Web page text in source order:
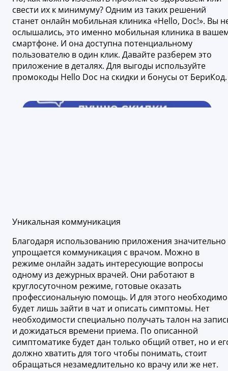
свести их к минимуму? Одним из таких решений
станет онлайн мобильная клиника «Hello, Doc!». Вы
ослышались, это именно мобильная клиника в
смартфоне. И она доступна потенциальному
пользователю в один клик. Давайте разберем это
приложение в деталях. Для выгоды используйте
промокоды Hello Doc на скидки и бонусы от БериКод.
Уникальная коммуникация
Благодаря использованию приложения значительно
упрощается коммуникация с врачом. Можно в
режиме онлайн задать интересующие вопросы
одному из дежурных врачей. Они работают в
круглосуточном режиме, готовые оказать
профессиональную помощь. И для этого необходимо
будет лишь зайти в чат и описать симптомы. Нет
необходимости специально получать талон на
и дожидаться времени приема. По описанной
симптоматике будет дан только общий ответ, но и
должно хватить для того чтобы понимать, стоит
обращаться незамедлительно ко врачу или же нет.